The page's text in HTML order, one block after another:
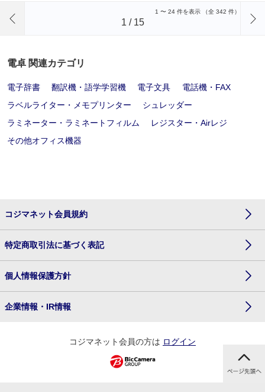
1 〜 24 件を表示 （全 342 件）
1 / 15
電卓 関連カテゴリ
電子辞書 翻訳機・語学学習機 電子文具
電話機・FAX
ラベルライター・メモプリンター
シュレッダー
ラミネーター・ラミネートフィルム
レジスター・Airレジ
その他オフィス機器
コジマネット会員規約
特定商取引法に基づく表記
個人情報保護方針
企業情報・IR情報
コジマネット会員の方は ログイン